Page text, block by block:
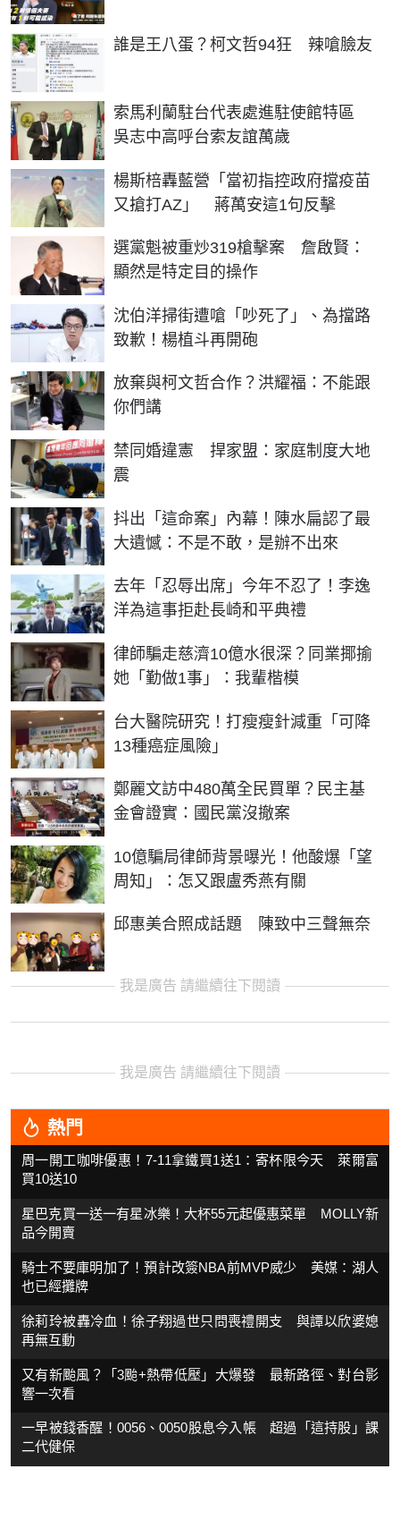
誰是王八蛋？柯文哲94狂 辣嗆臉友
索馬利蘭駐台代表處進駐使館特區
吳志中高呼台索友誼萬歲
楊斯棓轟藍營「當初指控政府擋疫苗
又搶打AZ」 蔣萬安這1句反擊
選黨魁被重炒319槍擊案 詹啟賢：
顯然是特定目的操作
沈伯洋掃街遭嗆「吵死了」、為擋路
致歉！楊植斗再開砲
放棄與柯文哲合作？洪耀福：不能跟
你們講
禁同婚違憲 捍家盟：家庭制度大地
震
抖出「這命案」內幕！陳水扁認了最
大遺憾：不是不敢，是辦不出來
去年「忍辱出席」今年不忍了！李逸
洋為這事拒赴長崎和平典禮
律師騙走慈濟10億水很深？同業揶揄
她「勤做1事」：我輩楷模
台大醫院研究！打瘦瘦針減重「可降
13種癌症風險」
鄭麗文訪中480萬全民買單？民主基
金會證實：國民黨沒撤案
10億騙局律師背景曝光！他酸爆「望
周知」：怎又跟盧秀燕有關
邱惠美合照成話題 陳致中三聲無奈
我是廣告 請繼續往下閱讀
我是廣告 請繼續往下閱讀
熱門
周一開工咖啡優惠！7-11拿鐵買1送1：寄杯限今天 萊爾富
買10送10
星巴克買一送一有星冰樂！大杯55元起優惠菜單 MOLLY新
品今開賣
騎士不要庫明加了！預計改簽NBA前MVP威少 美媒：湖人
也已經攤牌
徐莉玲被轟冷血！徐子翔過世只問喪禮開支 與譚以欣婆媳
再無互動
又有新颱風？「3颱+熱帶低壓」大爆發 最新路徑、對台影
響一次看
一早被錢香醒！0056、0050股息今入帳 超過「這持股」課
二代健保